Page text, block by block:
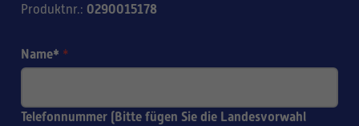
Produktnr.: 0290015178
Name* *
Telefonnummer (Bitte fügen Sie die Landesvorwahl